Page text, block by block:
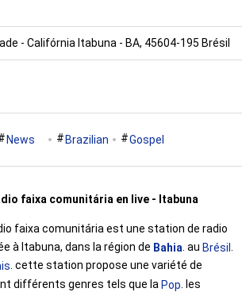
- Califórnia Itabuna - BA, 45604-195 Brésil
News Brazilian Gospel
faixa comunitária en live - Itabuna
faixa comunitária est une station de radio
à Itabuna, dans la région de Bahia . au Brésil
. cette station propose une variété de
différents genres tels que la Pop . les